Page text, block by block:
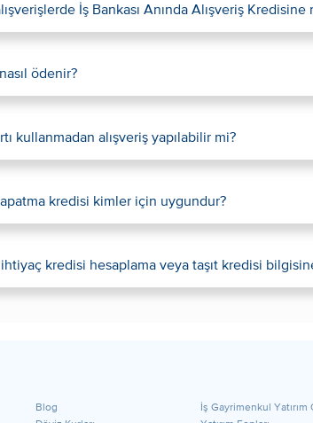
İş Bankası Anında Alışveriş Kredisine
ödenir?
kullanmadan alışveriş yapılabilir mi?
kredisi kimler için uygundur?
ihtiyaç kredisi hesaplama veya taşıt kredisi
Blog
​İş Gayrimenkul Yatırım